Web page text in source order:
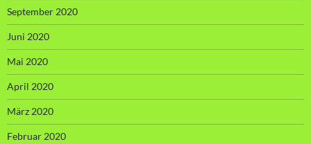
September 2020
Juni 2020
Mai 2020
April 2020
März 2020
Februar 2020